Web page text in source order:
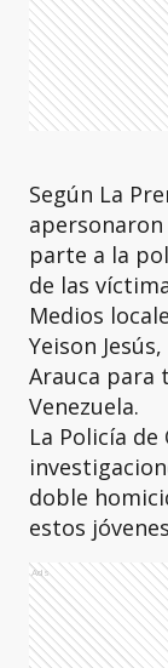
Según La
parte a la
de las
Medios
Yeison
Arauca para
Venezuela.
La Policía
doble
estos
Ads